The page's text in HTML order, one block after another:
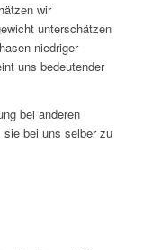
wir
unterschätzen
niedriger
uns bedeutender
bei anderen
bei uns selber zu